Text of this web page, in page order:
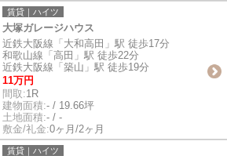
賃貸｜ハイツ
大塚ガレージハウス
近鉄大阪線「大和高田」駅 徒歩17分
和歌山線「高田」駅 徒歩22分
近鉄大阪線「築山」駅 徒歩19分
11万円
間取:1R
建物面積:- / 19.66坪
土地面積:- / -
敷金/礼金:0ヶ月/2ヶ月
賃貸｜ハイツ